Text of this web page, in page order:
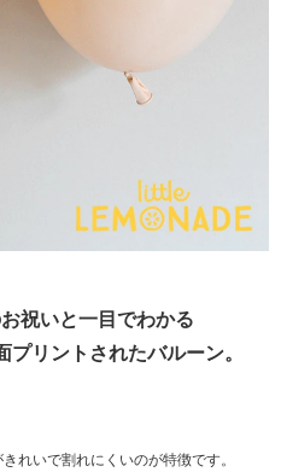
祝いと一目でわかる
リントされたバルーン。
れいで割れにくいのが特徴です。